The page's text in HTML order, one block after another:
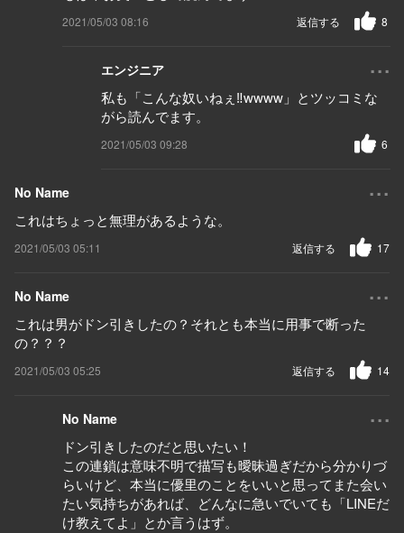
2021/05/03 08:16 8
返信する
エンジニア ...
私も「こんな奴いねぇ‼︎wwww」とツッコミな
がら読んでます。
2021/05/03 09:28 6
No Name ...
これはちょっと無理があるような。
2021/05/03 05:11 17
返信する
No Name ...
これは男がドン引きしたの？それとも本当に用事で断った
の？？？
2021/05/03 05:25 14
返信する
No Name ...
ドン引きしたのだと思いたい！
この連鎖は意味不明で描写も曖昧過ぎだから分かりづ
らいけど、本当に優里のことをいいと思ってまた会い
たい気持ちがあれば、どんなに急いでいても「LINEだ
け教えてよ」とか言うはず。